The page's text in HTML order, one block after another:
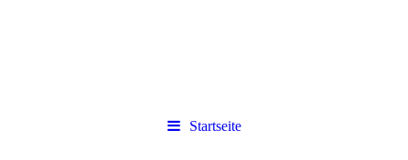
Startseite